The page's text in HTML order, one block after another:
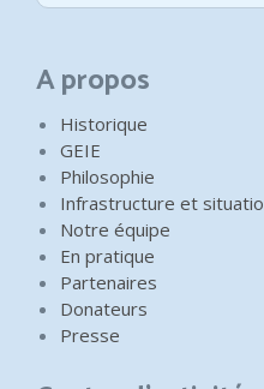
A propos
Historique
GEIE
Philosophie
Infrastructure et
Notre équipe
En pratique
Partenaires
Donateurs
Presse